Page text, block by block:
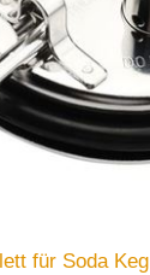
für Soda Keg